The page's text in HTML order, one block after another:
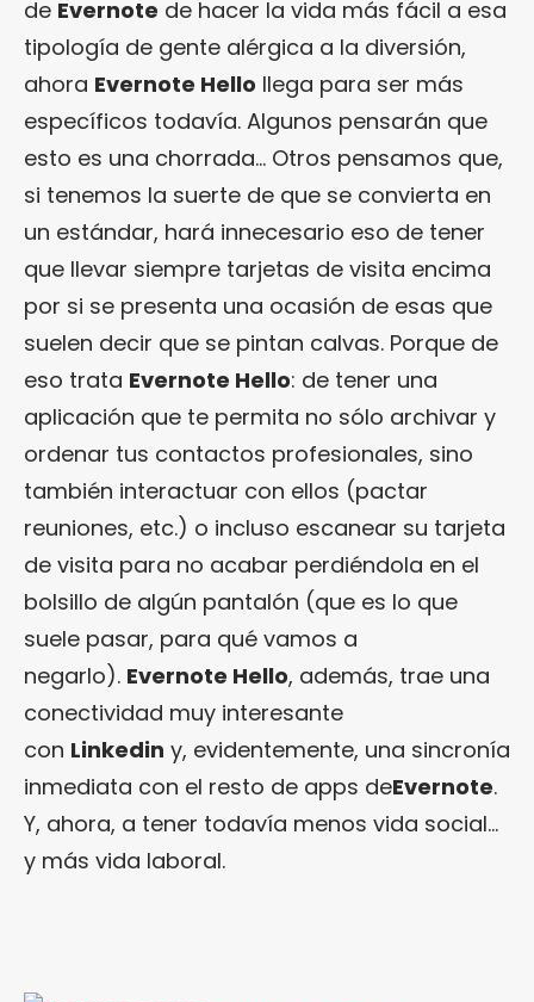
de Evernote de hacer la vida más fácil a esa
tipología de gente alérgica a la diversión,
ahora Evernote Hello llega para ser más
específicos todavía. Algunos pensarán que
esto es una chorrada… Otros pensamos que,
si tenemos la suerte de que se convierta en
un estándar, hará innecesario eso de tener
que llevar siempre tarjetas de visita encima
por si se presenta una ocasión de esas que
suelen decir que se pintan calvas. Porque de
eso trata Evernote Hello: de tener una
aplicación que te permita no sólo archivar y
ordenar tus contactos profesionales, sino
también interactuar con ellos (pactar
reuniones, etc.) o incluso escanear su tarjeta
de visita para no acabar perdiéndola en el
bolsillo de algún pantalón (que es lo que
suele pasar, para qué vamos a
negarlo). Evernote Hello, además, trae una
conectividad muy interesante
con Linkedin y, evidentemente, una sincronía
inmediata con el resto de apps deEvernote.
Y, ahora, a tener todavía menos vida social…
y más vida laboral.